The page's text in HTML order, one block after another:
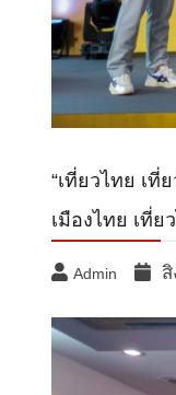
“เที่ยวไทย เ
เมืองไทย เที่ย
Admin